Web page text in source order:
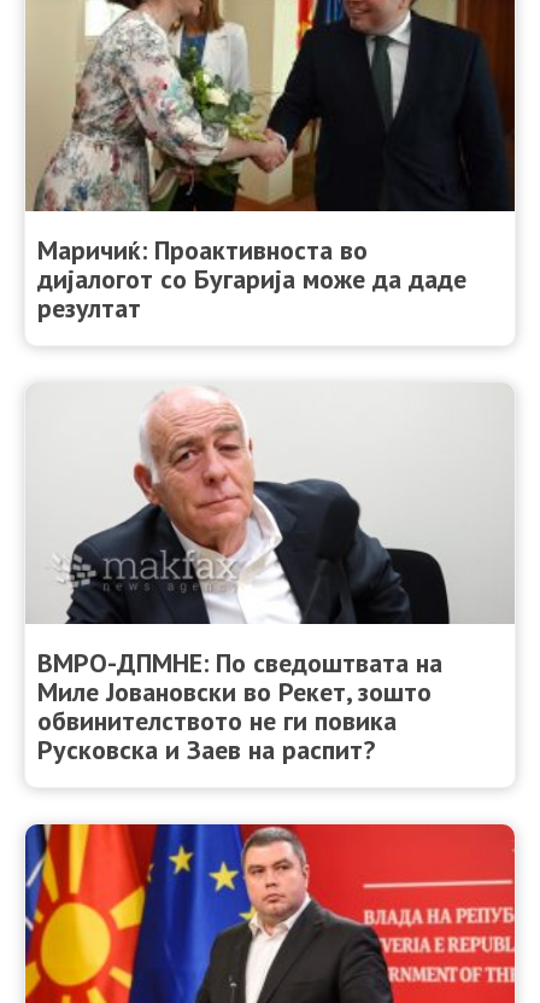
Маричиќ: Проактивностa во
дијалогот со Бугарија може да даде
резултат
ВМРО-ДПМНЕ: По сведоштвата на
Миле Јовановски во Рекет, зошто
обвинителството не ги повика
Русковска и Заев на распит?